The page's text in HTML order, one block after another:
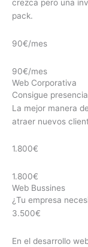
crezca pero una
pack.
90€/mes
90€/mes
Web Corporativa
Consigue
La mejor manera
atraer nuevos
1.800€
1.800€
Web Bussines
¿Tu empresa
3.500€
En el desarrollo